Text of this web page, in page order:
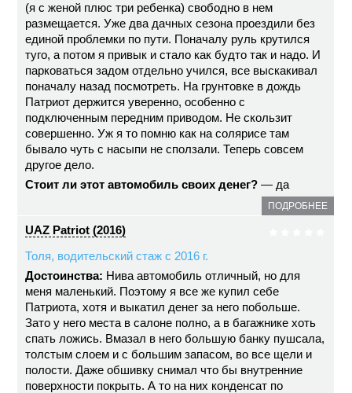
(я с женой плюс три ребенка) свободно в нем
размещается. Уже два дачных сезона проездили без
единой проблемки по пути. Поначалу руль крутился
туго, а потом я привык и стало как будто так и надо. И
парковаться задом отдельно учился, все выскакивал
поначалу назад посмотреть. На грунтовке в дождь
Патриот держится уверенно, особенно с
подключенным передним приводом. Не скользит
совершенно. Уж я то помню как на солярисе там
бывало чуть с насыпи не сползали. Теперь совсем
другое дело.
Стоит ли этот автомобиль своих денег? — да
ПОДРОБНЕЕ
UAZ Patriot (2016)
Толя, водительский стаж с 2016 г.
Достоинства: Нива автомобиль отличный, но для
меня маленький. Поэтому я все же купил себе
Патриота, хотя и выкатил денег за него побольше.
Зато у него места в салоне полно, а в багажнике хоть
спать ложись. Вмазал в него большую банку пушсала,
толстым слоем и с большим запасом, во все щели и
полости. Даже обшивку снимал что бы внутренние
поверхности покрыть. А то на них конденсат по